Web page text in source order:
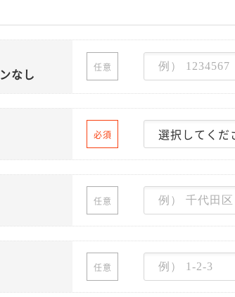
なし
任意
必須
任意
任意